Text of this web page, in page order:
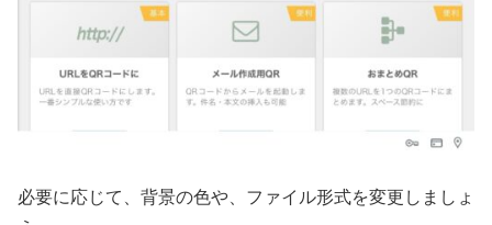
必要に応じて、背景の色や、ファイル形式を変更しましょ